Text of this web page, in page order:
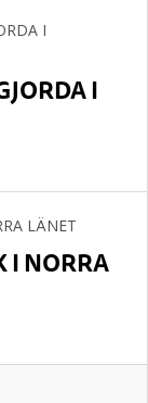
I
I NORRA